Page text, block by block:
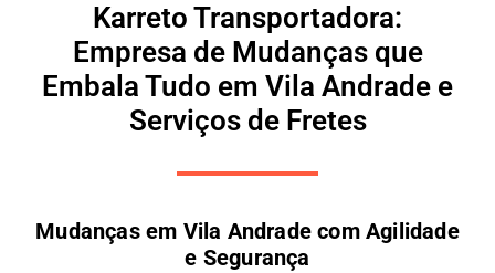
Karreto Transportadora:
Empresa de Mudanças que
Embala Tudo em Vila Andrade e
Serviços de Fretes
Mudanças em Vila Andrade com Agilidade
e Segurança